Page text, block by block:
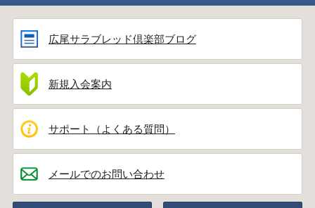
広尾サラブレッド倶楽部ブログ
新規入会案内
サポート（よくある質問）
メールでのお問い合わせ